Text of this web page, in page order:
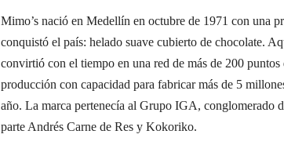
Mimo’s nació en Medellín en octubre de 1971 con una
conquistó el país: helado suave cubierto de chocolate.
convirtió con el tiempo en una red de más de 200
producción con capacidad para fabricar más de 5
año. La marca pertenecía al Grupo IGA, conglomerado
parte Andrés Carne de Res y Kokoriko.